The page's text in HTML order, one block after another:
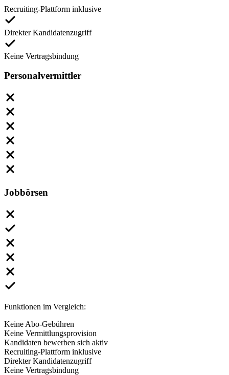
Recruiting-Plattform inklusive
Direkter Kandidatenzugriff
Keine Vertragsbindung
Personalvermittler
Jobbörsen
Funktionen im Vergleich:
Keine Abo-Gebühren
Keine Vermittlungsprovision
Kandidaten bewerben sich aktiv
Recruiting-Plattform inklusive
Direkter Kandidatenzugriff
Keine Vertragsbindung